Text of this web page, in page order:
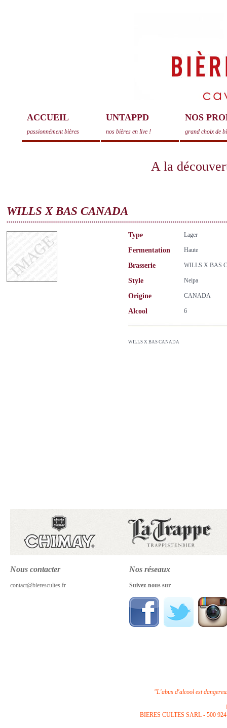
ACCUEIL
passionnément bières
UNTAPPD
nos bières en live !
NOS
grand choix de
A la
WILLS X BAS CANADA
Type Lager
Fermentation Haute
Brasserie WILLS X BAS
Style Neipa
Origine CANADA
Alcool 6
WILLS X BAS CANADA
Nous contacter
contact@bierescultes.fr
Nos réseaux
Suivez-nous sur
"L'abus d'alcool est
BIERES CULTES SARL - 500